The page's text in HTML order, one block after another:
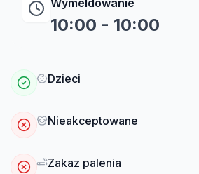
Wymeldowanie
10:00 - 10:00
Dzieci
Nieakceptowane
Zakaz palenia